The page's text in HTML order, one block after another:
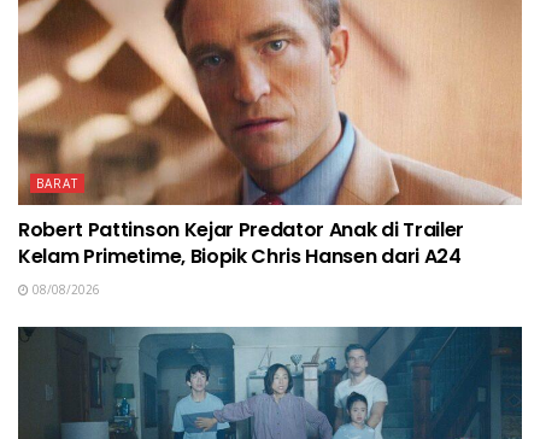
BARAT
Robert Pattinson Kejar Predator Anak di Trailer
Kelam Primetime, Biopik Chris Hansen dari A24
08/08/2026